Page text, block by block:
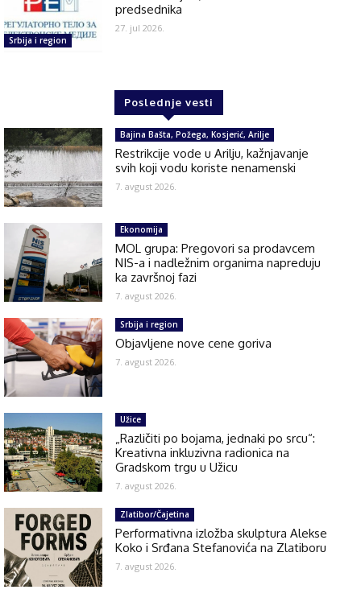
Srbija i region
predsednika
27. jul 2026.
Poslednje vesti
Bajina Bašta, Požega, Kosjerić, Arilje
Restrikcije vode u Arilju, kažnjavanje
svih koji vodu koriste nenamenski
7. avgust 2026.
Ekonomija
MOL grupa: Pregovori sa prodavcem
NIS-a i nadležnim organima napreduju
ka završnoj fazi
7. avgust 2026.
Srbija i region
Objavljene nove cene goriva
7. avgust 2026.
Užice
„Različiti po bojama, jednaki po srcu“:
Kreativna inkluzivna radionica na
Gradskom trgu u Užicu
7. avgust 2026.
Zlatibor/Čajetina
Performativna izložba skulptura Alekse
Koko i Srđana Stefanovića na Zlatiboru
7. avgust 2026.